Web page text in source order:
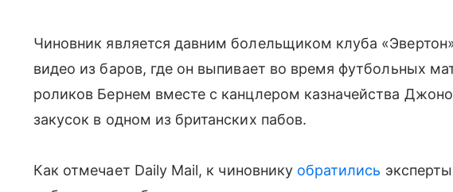
Чиновник является давним болельщиком клуба
видео из баров, где он выпивает во время футбольных
роликов Бернем вместе с канцлером казначейства
закусок в одном из британских пабов.
Как отмечает Daily Mail, к чиновнику обратились